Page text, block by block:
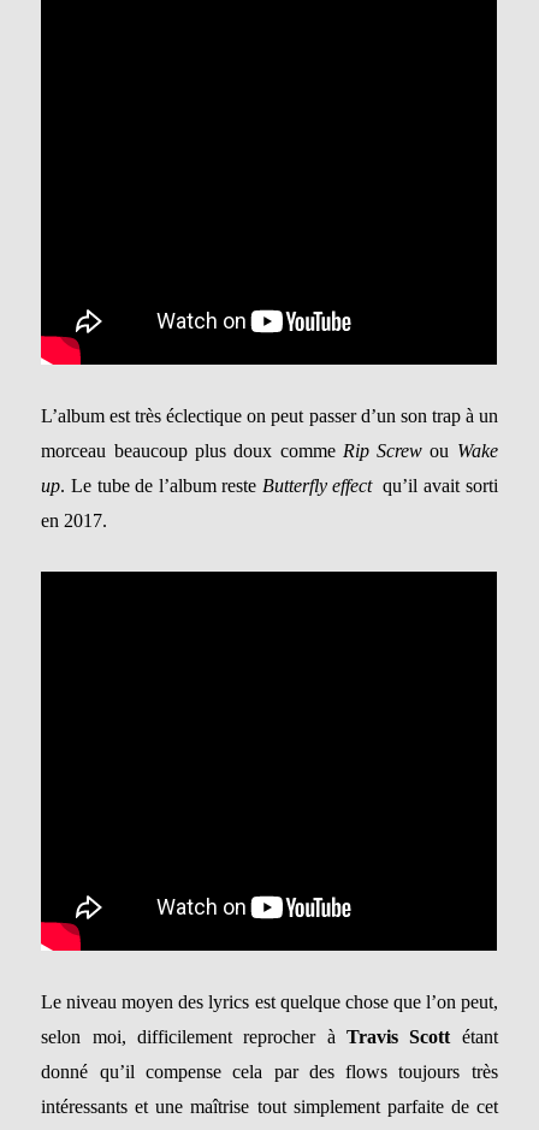
L’album est très éclectique on peut passer d’un son trap à un
morceau beaucoup plus doux comme Rip Screw ou Wake
up.Le tube de l’album reste Butterfly effectqu’il avait sorti
en 2017.
Le niveau moyen des lyrics est quelque chose que l’on peut,
selon moi, difficilement reprocher à Travis Scott étant
donné qu’il compense cela par des flows toujours très
intéressants et une maîtrise tout simplement parfaite de cet